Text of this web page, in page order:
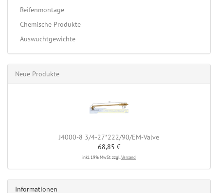
Reifenmontage
Chemische Produkte
Auswuchtgewichte
Neue Produkte
J4000-8 3/4-27*222/90/EM-Valve
68,85 €
inkl. 19% MwSt. zzgl. Versand
Informationen